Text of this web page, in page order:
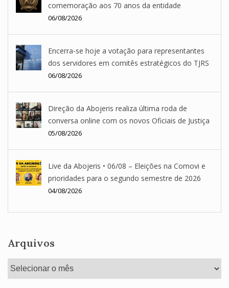
comemoração aos 70 anos da entidade
06/08/2026
Encerra-se hoje a votação para representantes
dos servidores em comitês estratégicos do TJRS
06/08/2026
Direção da Abojeris realiza última roda de
conversa online com os novos Oficiais de Justiça
05/08/2026
Live da Abojeris • 06/08 – Eleições na Comovi e
prioridades para o segundo semestre de 2026
04/08/2026
Arquivos
Arquivos